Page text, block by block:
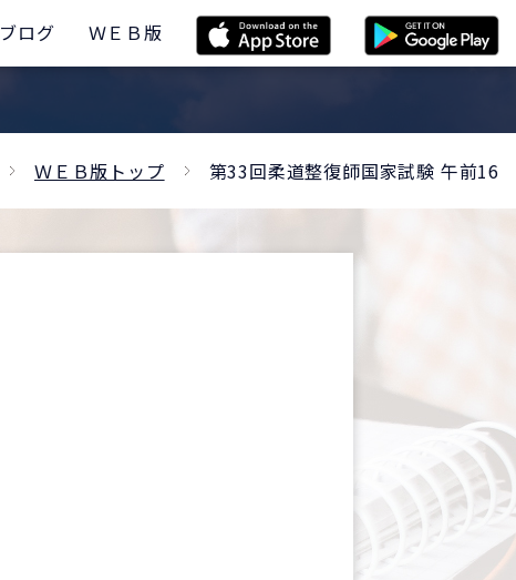
ブログ ＷＥＢ版
ＷＥＢ版トップ 第33回柔道整復師国家試験 午前16